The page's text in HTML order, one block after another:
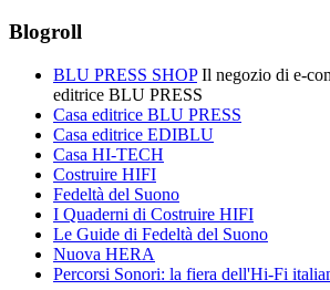
Blogroll
BLU PRESS SHOPIl negozio di e-
editrice BLU PRESS
Casa editrice BLU PRESS
Casa editrice EDIBLU
Casa HI-TECH
Costruire HIFI
Fedeltà del Suono
I Quaderni di Costruire HIFI
Le Guide di Fedeltà del Suono
Nuova HERA
Percorsi Sonori: la fiera dell'Hi-Fi